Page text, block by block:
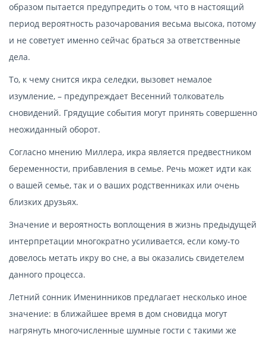
образом пытается предупредить о том, что в настоящий
период вероятность разочарования весьма высока, потому
и не советует именно сейчас браться за ответственные
дела.
То, к чему снится икра селедки, вызовет немалое
изумление, – предупреждает Весенний толкователь
сновидений. Грядущие события могут принять совершенно
неожиданный оборот.
Согласно мнению Миллера, икра является предвестником
беременности, прибавления в семье. Речь может идти как
о вашей семье, так и о ваших родственниках или очень
близких друзьях.
Значение и вероятность воплощения в жизнь предыдущей
интерпретации многократно усиливается, если кому-то
довелось метать икру во сне, а вы оказались свидетелем
данного процесса.
Летний сонник Именинников предлагает несколько иное
значение: в ближайшее время в дом сновидца могут
нагрянуть многочисленные шумные гости с такими же